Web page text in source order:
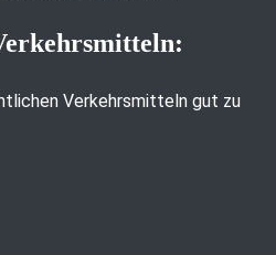
Verkehrsmitteln gut zu